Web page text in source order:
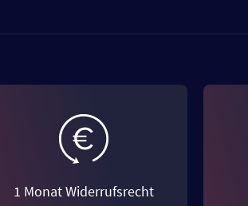
1 Monat Widerrufsrecht